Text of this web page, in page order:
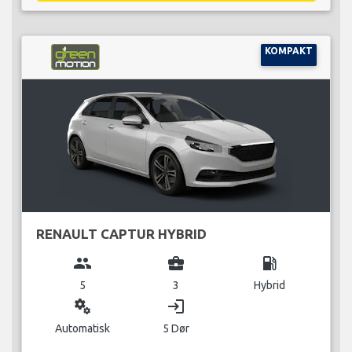
KOMPAKT
RENAULT CAPTUR HYBRID
group
5
business_center
3
local_gas_station
Hybrid
miscellaneous_services
Automatisk
login
5 Dør